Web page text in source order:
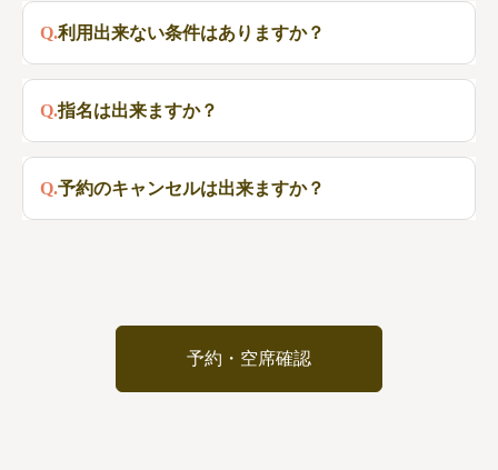
A.勿論大歓迎です。当店では男性の利用が20％程ございま
Q.利用出来ない条件はありますか？
A.・首の病気（脊髄炎）の方
Q.指名は出来ますか？
A.「 スタッフ一覧 」より指名が出来ます。指名有りで予約
Q.予約のキャンセルは出来ますか？
予約・空席確認